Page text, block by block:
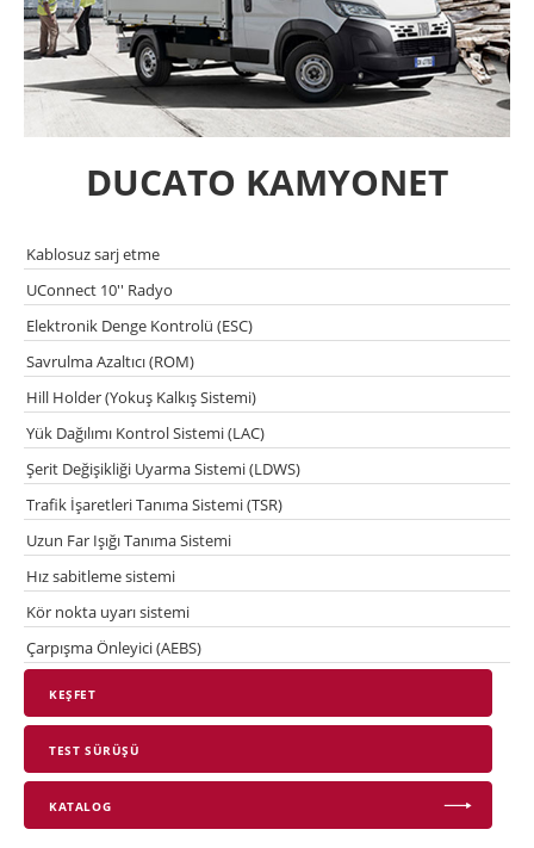
DUCATO KAMYONET
Kablosuz sarj etme
UConnect 10'' Radyo
Elektronik Denge Kontrolü (ESC)
Savrulma Azaltıcı (ROM)
Hill Holder (Yokuş Kalkış Sistemi)
Yük Dağılımı Kontrol Sistemi (LAC)
Şerit Değişikliği Uyarma Sistemi (LDWS)
Trafik İşaretleri Tanıma Sistemi (TSR)
Uzun Far Işığı Tanıma Sistemi
Hız sabitleme sistemi
Kör nokta uyarı sistemi
Çarpışma Önleyici (AEBS)
KEŞFET
TEST SÜRÜŞÜ
KATALOG